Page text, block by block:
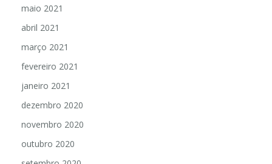
maio 2021
abril 2021
março 2021
fevereiro 2021
janeiro 2021
dezembro 2020
novembro 2020
outubro 2020